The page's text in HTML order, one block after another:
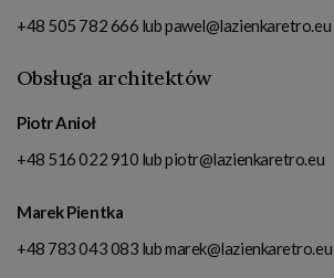
+48 505 782 666 lubpawel@lazienkaretro.eu
Obsługa architektów
Piotr Anioł
+48 516 022 910 lubpiotr@lazienkaretro.eu
Marek Pientka
+48 783 043 083 lubmarek@lazienkaretro.eu